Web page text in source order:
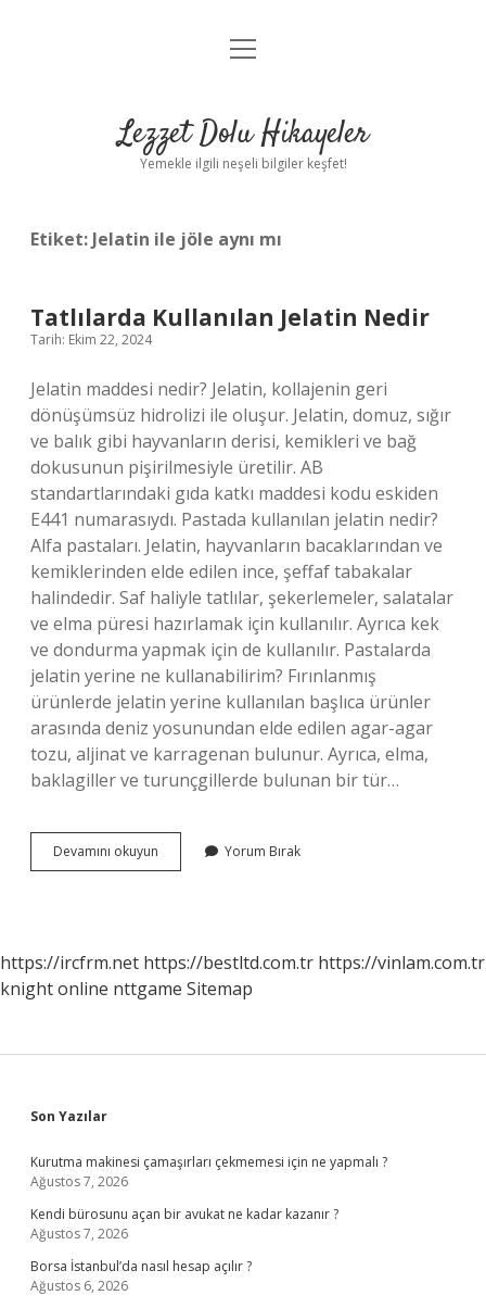
Anasayfa
Yasal Uyarı
menüyü
Lezzet Dolu Hikayeler
Yemekle ilgili neşeli bilgiler keşfet!
Etiket: Jelatin ile jöle aynı mı
Tatlılarda Kullanılan Jelatin Nedir
Tarih: Ekim 22, 2024
Jelatin maddesi nedir? Jelatin, kollajenin geri
dönüşümsüz hidrolizi ile oluşur. Jelatin, domuz, sığır
ve balık gibi hayvanların derisi, kemikleri ve bağ
dokusunun pişirilmesiyle üretilir. AB
standartlarındaki gıda katkı maddesi kodu eskiden
E441 numarasıydı. Pastada kullanılan jelatin nedir?
Alfa pastaları. Jelatin, hayvanların bacaklarından ve
kemiklerinden elde edilen ince, şeffaf tabakalar
halindedir. Saf haliyle tatlılar, şekerlemeler, salatalar
ve elma püresi hazırlamak için kullanılır. Ayrıca kek
ve dondurma yapmak için de kullanılır. Pastalarda
jelatin yerine ne kullanabilirim? Fırınlanmış
ürünlerde jelatin yerine kullanılan başlıca ürünler
arasında deniz yosunundan elde edilen agar-agar
tozu, aljinat ve karragenan bulunur. Ayrıca, elma,
baklagiller ve turunçgillerde bulunan bir tür…
Devamını okuyun Tatlılarda
Kullanılan
Yorum Bırak
https://ircfrm.net https://bestltd.com.tr https://vinlam.com.tr
knight online nttgame Sitemap
Sidebar
Son Yazılar
Kurutma makinesi çamaşırları çekmemesi için ne yapmalı ?
Ağustos 7, 2026
Kendi bürosunu açan bir avukat ne kadar kazanır ?
Ağustos 7, 2026
Borsa İstanbul’da nasıl hesap açılır ?
Ağustos 6, 2026